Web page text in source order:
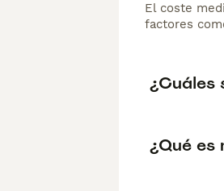
El coste
factores
¿Cuáles
¿Qué es